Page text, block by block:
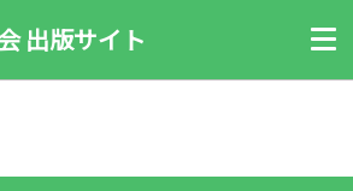
出版サイト